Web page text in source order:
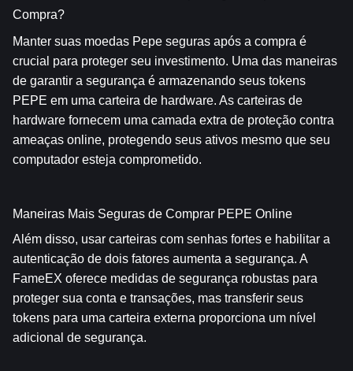
Compra?
Manter suas moedas Pepe seguras após a compra é
crucial para proteger seu investimento. Uma das maneiras
de garantir a segurança é armazenando seus tokens
PEPE em uma carteira de hardware. As carteiras de
hardware fornecem uma camada extra de proteção contra
ameaças online, protegendo seus ativos mesmo que seu
computador esteja comprometido.
Maneiras Mais Seguras de Comprar PEPE Online
Além disso, usar carteiras com senhas fortes e habilitar a
autenticação de dois fatores aumenta a segurança. A
FameEX oferece medidas de segurança robustas para
proteger sua conta e transações, mas transferir seus
tokens para uma carteira externa proporciona um nível
adicional de segurança.